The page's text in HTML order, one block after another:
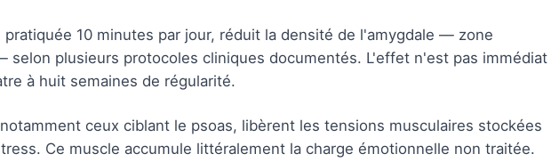
pratiquée 10 minutes par jour, réduit la densité de l'amygdale — zone
selon plusieurs protocoles cliniques documentés. L'effet n'est pas immédiat
à huit semaines de régularité.
ceux ciblant le psoas, libèrent les tensions musculaires stockées
Ce muscle accumule littéralement la charge émotionnelle non traitée.